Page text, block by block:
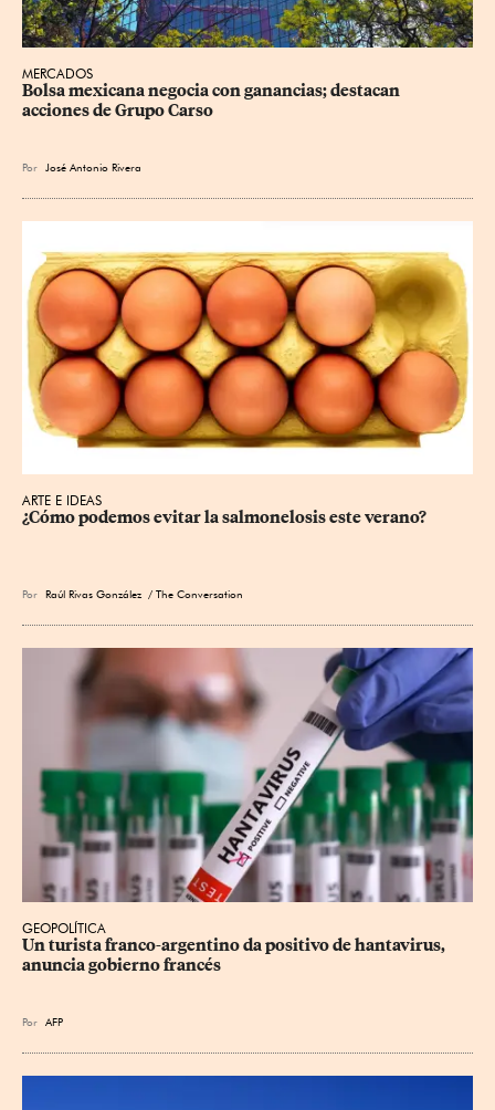
MERCADOS
Bolsa mexicana negocia con ganancias; destacan
acciones de Grupo Carso
Por José Antonio Rivera
ARTE E IDEAS
¿Cómo podemos evitar la salmonelosis este verano?
Por Raúl Rivas González / The Conversation
GEOPOLÍTICA
Un turista franco-argentino da positivo de hantavirus,
anuncia gobierno francés
Por AFP